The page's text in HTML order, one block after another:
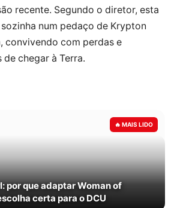
recente. Segundo o diretor, esta
num pedaço de Krypton
convivendo com perdas e
chegar à Terra.
por que adaptar Woman of
certa para o DCU